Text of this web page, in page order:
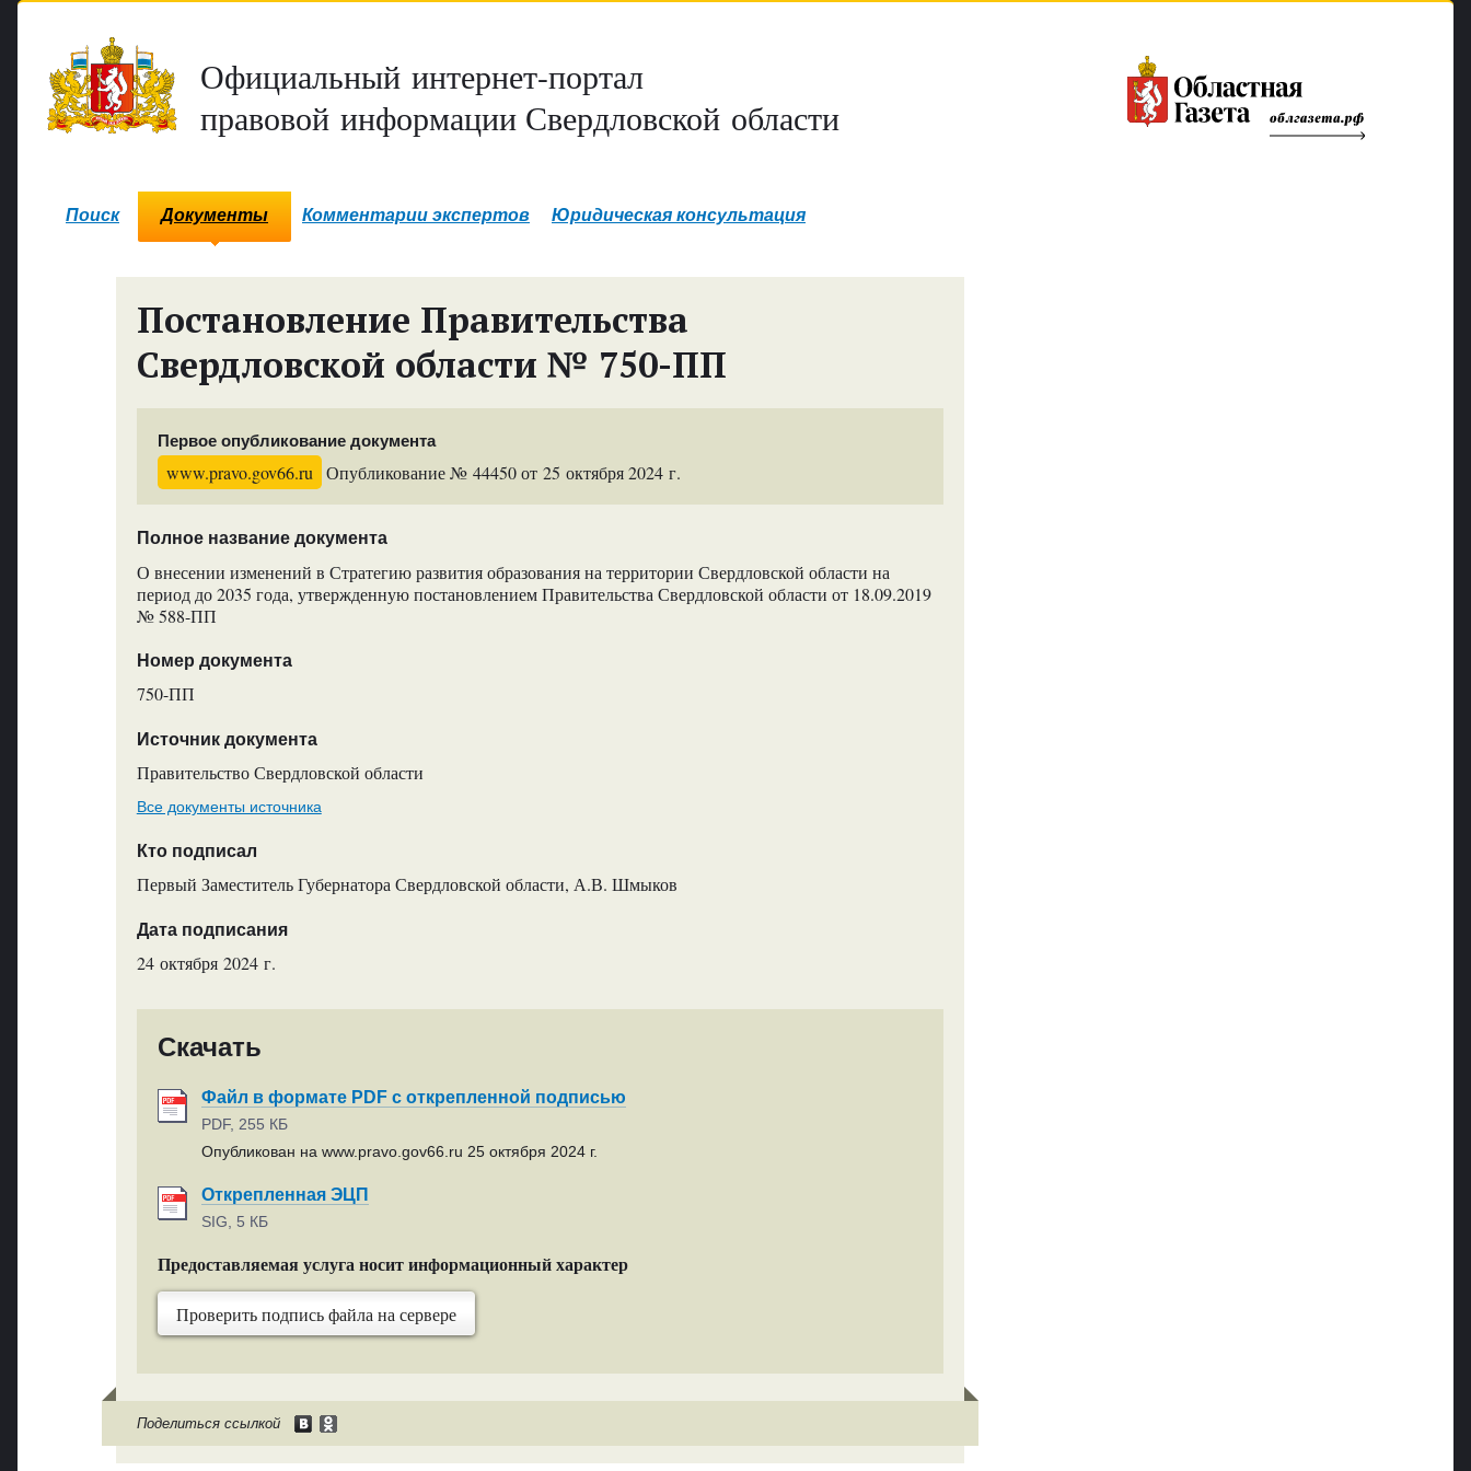
Официальный интернет-портал
правовой информации Свердловской области
Поиск Документы Комментарии экспертов Юридическая консультация
Постановление Правительства
Свердловской области № 750-ПП
Первое опубликование документа
www.pravo.gov66.ru Опубликование № 44450 от 25 октября 2024 г.
Полное название документа
О внесении изменений в Стратегию развития образования на территории Свердловской области на
период до 2035 года, утвержденную постановлением Правительства Свердловской области от 18.09.2019
№ 588-ПП
Номер документа
750-ПП
Источник документа
Правительство Свердловской области
Все документы источника
Кто подписал
Первый Заместитель Губернатора Свердловской области, А.В. Шмыков
Дата подписания
24 октября 2024 г.
Скачать
Файл в формате PDF с открепленной подписью
PDF, 255 КБ
Опубликован на www.pravo.gov66.ru 25 октября 2024 г.
Открепленная ЭЦП
SIG, 5 КБ
Предоставляемая услуга носит информационный характер
Проверить подпись файла на сервере
Поделиться ссылкой